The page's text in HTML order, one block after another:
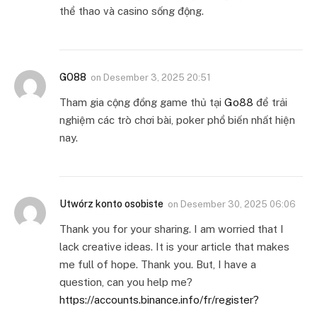
thể thao và casino sống động.
GO88 on Desember 3, 2025 20:51
Tham gia cộng đồng game thủ tại Go88 để trải
nghiệm các trò chơi bài, poker phổ biến nhất hiện
nay.
Utwórz konto osobiste on Desember 30, 2025 06:06
Thank you for your sharing. I am worried that I
lack creative ideas. It is your article that makes
me full of hope. Thank you. But, I have a
question, can you help me?
https://accounts.binance.info/fr/register?